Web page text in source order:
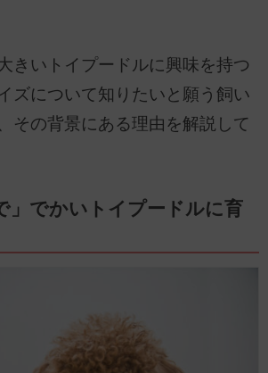
きいトイプードルに興味を持つ
ズについて知りたいと願う飼い
その背景にある理由を解説して
」でかいトイプードルに育